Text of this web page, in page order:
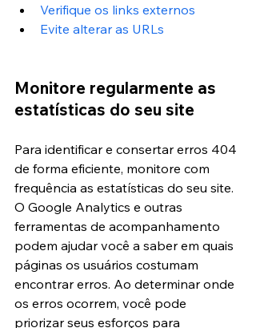
Verifique os links externos
Evite alterar as URLs
Monitore regularmente as
estatísticas do seu site
Para identificar e consertar erros 404
de forma eficiente, monitore com
frequência as estatísticas do seu site.
O Google Analytics e outras
ferramentas de acompanhamento
podem ajudar você a saber em quais
páginas os usuários costumam
encontrar erros. Ao determinar onde
os erros ocorrem, você pode
priorizar seus esforços para